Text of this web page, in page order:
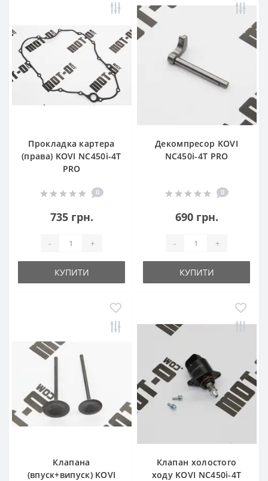
Прокладка картера
(права) KOVI NC450i-4Т
PRO
0
735 грн.
- +
КУПИТИ
Декомпресор KOVI
NC450i-4Т PRO
0
690 грн.
- +
КУПИТИ
Клапана
(впуск+випуск) KOVI
Клапан холостого
ходу KOVI NC450i-4Т